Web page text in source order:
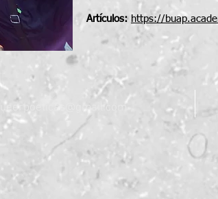
Artículos: https://
queerpoeticas@gmail.com